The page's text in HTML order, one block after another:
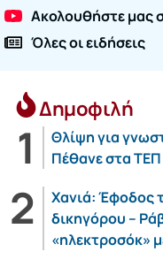
Ακολουθήστε μας
Όλες οι ειδήσεις
Δημοφιλή
Θλίψη για
Πέθανε στα
Χανιά: Έφοδος
δικηγόρου –
«ηλεκτροσόκ»